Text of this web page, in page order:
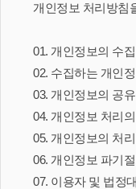
개인정보 처리방침
01. 개인정보의 수
02. 수집하는 개인
03. 개인정보의 공
04. 개인정보 처리
05. 개인정보의 처
06. 개인정보 파기
07. 이용자 및 법정